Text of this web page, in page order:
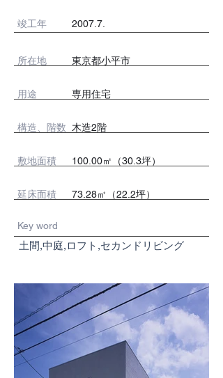
竣工年 2007.7.
東京都小平市
所在地
専用住宅
用途
木造2階
​構造、階数
100.00㎡（30.3坪）
敷地面積
73.28㎡（22.2坪）
延床面積
Key word
土間,中庭,ロフト,セカンドリビング